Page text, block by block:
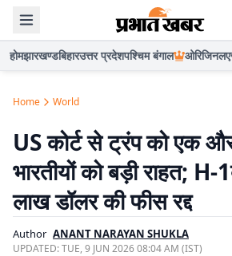
होमझारखण्डबिहारउत्तर प्रदेशपश्चिम बंगाल ओरिजिनल
Home World
US कोर्ट से ट्रंप को एक
भारतीयों को बड़ी राहत; H-
लाख डॉलर की फीस रद्द
Author ANANT NARAYAN SHUKLA
UPDATED:TUE, 9 JUN 2026 08:04 AM (IST)